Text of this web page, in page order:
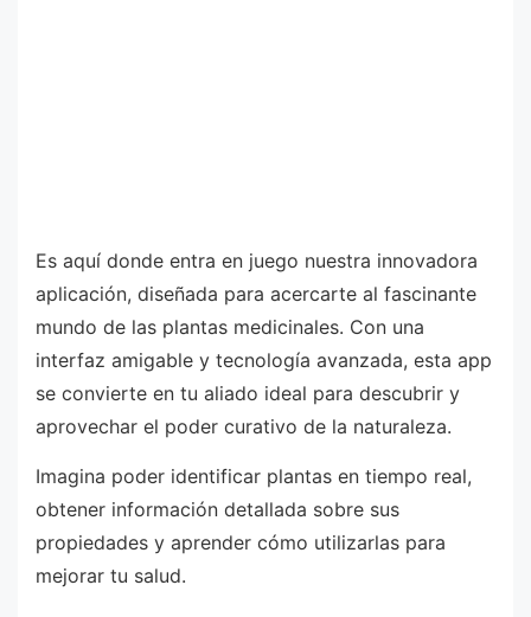
Es aquí donde entra en juego nuestra innovadora
aplicación, diseñada para acercarte al fascinante
mundo de las plantas medicinales. Con una
interfaz amigable y tecnología avanzada, esta app
se convierte en tu aliado ideal para descubrir y
aprovechar el poder curativo de la naturaleza.
Imagina poder identificar plantas en tiempo real,
obtener información detallada sobre sus
propiedades y aprender cómo utilizarlas para
mejorar tu salud.